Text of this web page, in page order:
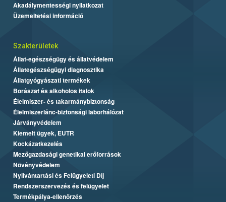
Akadálymentességi nyilatkozat
Üzemeltetési információ
Szakterületek
Állat-egészségügy és állatvédelem
Állategészségügyi diagnosztika
Állatgyógyászati termékek
Borászat és alkoholos italok
Élelmiszer- és takarmánybiztonság
Élelmiszerlánc-biztonsági laborhálózat
Járványvédelem
Kiemelt ügyek, EUTR
Kockázatkezelés
Mezőgazdasági genetikai erőforrások
Növényvédelem
Nyilvántartási és Felügyeleti Díj
Rendszerszervezés és felügyelet
Termékpálya-ellenőrzés